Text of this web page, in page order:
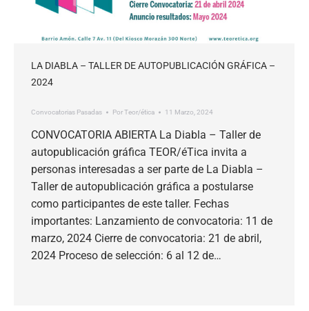
LA DIABLA – TALLER DE AUTOPUBLICACIÓN GRÁFICA –
2024
Convocatorias Pasadas PorTeor/ética 11 Marzo, 2024
CONVOCATORIA ABIERTA La Diabla – Taller de
autopublicación gráfica TEOR/éTica invita a
personas interesadas a ser parte de La Diabla –
Taller de autopublicación gráfica a postularse
como participantes de este taller. Fechas
importantes: Lanzamiento de convocatoria: 11 de
marzo, 2024 Cierre de convocatoria: 21 de abril,
2024 Proceso de selección: 6 al 12 de…